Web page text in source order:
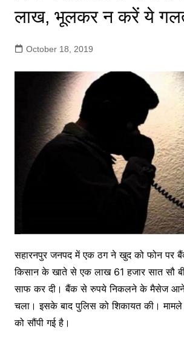
लाख, भूलकर न करें ये
October 18, 2019
सहारनपुर जनपद में एक ठग ने खुद को फोन पर
किसान के खाते से एक लाख 61 हजार सात सौ
साफ कर दी। बैंक से रुपये निकलने के मैसेज आने
चला। इसके बाद पुलिस को शिकायत की।
को सौंपी गई है।